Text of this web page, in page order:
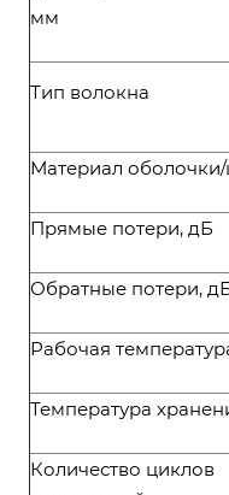
мм
Тип волокна
Материал оболочки/
Прямые потери, дБ
Обратные потери,
Рабочая
Температура
Количество циклов